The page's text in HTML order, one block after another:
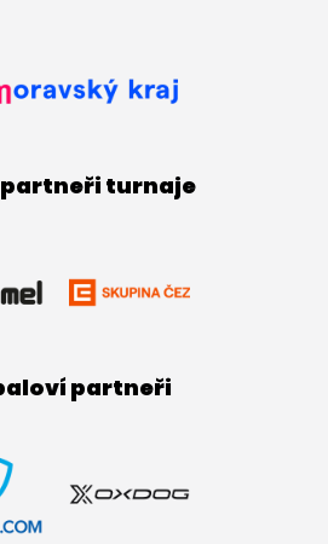
turnaje
partneři